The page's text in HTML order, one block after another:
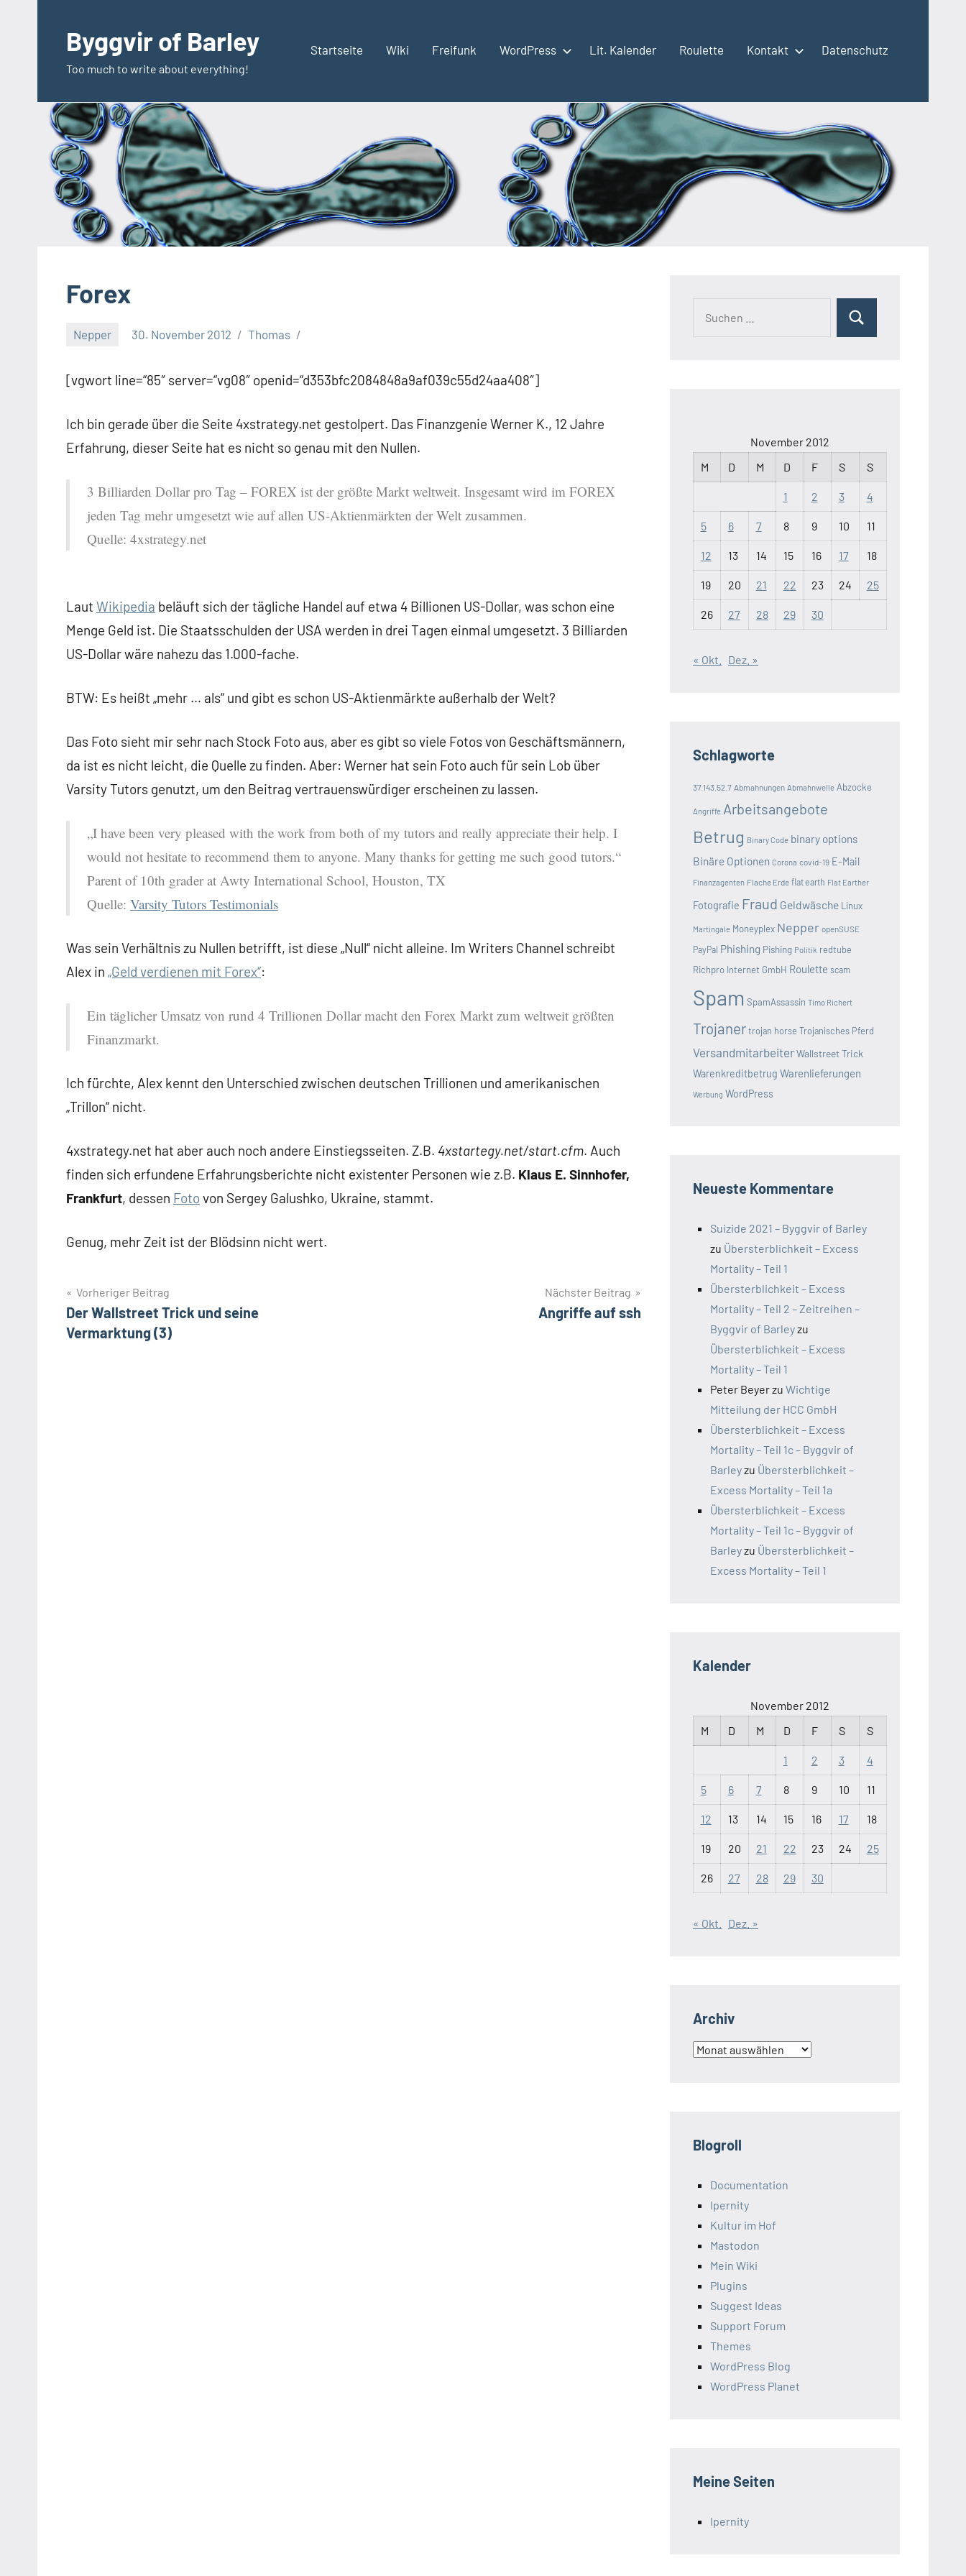
springenByggvir of Barley
Too much to write about everything!
Startseite Wiki Freifunk WordPress Lit. Kalender Roulette Kontakt Datenschutz
Forex
Nepper 30. November 2012 Thomas
[vgwort line=“85″ server=“vg08″ openid=“d353bfc2084848a9af039c55d24aa408″]
Ich bin gerade über die Seite 4xstrategy.net gestolpert. Das Finanzgenie Werner K., 12 Jahre
Erfahrung, dieser Seite hat es nicht so genau mit den Nullen.
3 Billiarden Dollar pro Tag – FOREX ist der größte Markt weltweit. Insgesamt wird im FOREX
jeden Tag mehr umgesetzt wie auf allen US-Aktienmärkten der Welt zusammen.
Quelle: 4xstrategy.net
Laut Wikipedia beläuft sich der tägliche Handel auf etwa 4 Billionen US-Dollar, was schon eine
Menge Geld ist. Die Staatsschulden der USA werden in drei Tagen einmal umgesetzt. 3 Billiarden
US-Dollar wäre nahezu das 1.000-fache.
BTW: Es heißt „mehr … als“ und gibt es schon US-Aktienmärkte außerhalb der Welt?
Das Foto sieht mir sehr nach Stock Foto aus, aber es gibt so viele Fotos von Geschäftsmännern,
da ist es nicht leicht, die Quelle zu finden. Aber: Werner hat sein Foto auch für sein Lob über
Varsity Tutors genutzt, um den Beitrag vertrauenswürdiger erscheinen zu lassen.
„I have been very pleased with the work from both of my tutors and really appreciate their help. I
would not hesitate to recommend them to anyone. Many thanks for getting me such good tutors.“
Parent of 10th grader at Awty International School, Houston, TX
Quelle: Varsity Tutors Testimonials
Was sein Verhältnis zu Nullen betrifft, ist diese „Null“ nicht alleine. Im Writers Channel schreibt
Alex in „Geld verdienen mit Forex“:
Ein täglicher Umsatz von rund 4 Trillionen Dollar macht den Forex Markt zum weltweit größten
Finanzmarkt.
Ich fürchte, Alex kennt den Unterschied zwischen deutschen Trillionen und amerikanischen
„Trillon“ nicht.
4xstrategy.net hat aber auch noch andere Einstiegsseiten. Z.B. 4xstartegy.net/start.cfm. Auch
finden sich erfundene Erfahrungsberichte nicht existenter Personen wie z.B. Klaus E. Sinnhofer,
Frankfurt, dessen Foto von Sergey Galushko, Ukraine, stammt.
Genug, mehr Zeit ist der Blödsinn nicht wert.
Beitragsnavigation
Vorheriger Beitrag
Der Wallstreet Trick und seine
Vermarktung (3)
Nächster Beitrag
Angriffe auf ssh
Suchen
November 2012
M
D M D F S S
1 2 3 4
5 6 7 8 9 10 11
12 13 14 15 16 17 18
19 20 21 22 23 24 25
26 27 28 29 30
« Okt. Dez. »
Schlagworte
37.143.52.7 Abmahnungen Abmahnwelle Abzocke
Angriffe Arbeitsangebote
Betrug Binary Code binary options
Binäre Optionen Corona covid-19 E-Mail
Finanzagenten Flache Erde flat earth Flat Earther
Fotografie Fraud Geldwäsche Linux
Martingale Moneyplex Nepper openSUSE
PayPal Phishing Pishing Politik redtube
Richpro Internet GmbH Roulette scam
Spam SpamAssassin Timo Richert
Trojanertrojan horse Trojanisches Pferd
VersandmitarbeiterWallstreet Trick
Warenkreditbetrug Warenlieferungen
Werbung WordPress
Neueste Kommentare
Suizide 2021 – Byggvir of Barley
zu Übersterblichkeit – Excess
Mortality – Teil 1
Übersterblichkeit – Excess
Mortality – Teil 2 – Zeitreihen –
Byggvir of Barleyzu
Übersterblichkeit – Excess
Mortality – Teil 1
Peter Beyerzu Wichtige
Mitteilung der HCC GmbH
Übersterblichkeit – Excess
Mortality – Teil 1c – Byggvir of
Barleyzu Übersterblichkeit –
Excess Mortality – Teil 1a
Übersterblichkeit – Excess
Mortality – Teil 1c – Byggvir of
Barleyzu Übersterblichkeit –
Excess Mortality – Teil 1
Kalender
November 2012
M
D M D F S S
1 2 3 4
5 6 7 8 9 10 11
12 13 14 15 16 17 18
19 20 21 22 23 24 25
26 27 28 29 30
« Okt. Dez. »
Archiv
Archiv
Blogroll
Documentation
Ipernity
Kultur im Hof
Mastodon
Mein Wiki
Plugins
Suggest Ideas
Support Forum
Themes
WordPress Blog
WordPress Planet
Meine Seiten
Ipernity